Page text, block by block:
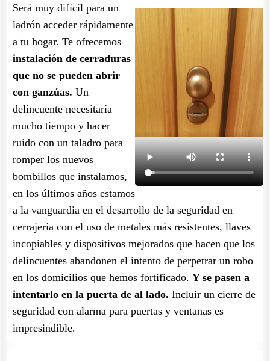
Será muy difícil para un
ladrón acceder rápidamente
a tu hogar. Te ofrecemos
instalación de cerraduras
que no se pueden abrir
con ganzúas. Un
delincuente necesitaría
mucho tiempo y hacer
ruido con un taladro para
romper los nuevos
bombillos que instalamos,
en los últimos años estamos
a la vanguardia en el desarrollo de la seguridad en
cerrajería con el uso de metales más resistentes, llaves
incopiables y dispositivos mejorados que hacen que los
delincuentes abandonen el intento de perpetrar un robo
en los domicilios que hemos fortificado. Y se pasen a
intentarlo en la puerta de al lado. Incluir un cierre de
seguridad con alarma para puertas y ventanas es
impresindible.